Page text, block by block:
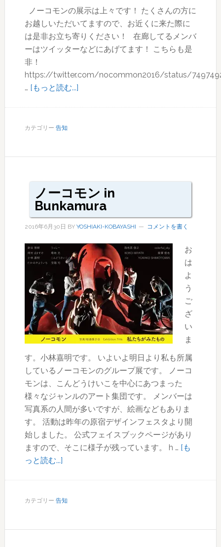
ノーコモンの展示は上々です！ たくさんの方に
お越しいただいてますので、お近くに来た際に
は是非お立ち寄りください！ 在廊してるメンバ
ーはツイッターなどにあげてます！ こちらも是
非！
https://twitter.com/nocommon2016/status/
… [もっと読む...]about
カテゴリー 告知
ノーコモン in
Bunkamura
2016年6月30日 BY YOSHIAKI-KOBAYASHI コメントを書く
お
は
よ
う
ご
ざ
い
ま
す。小林嘉明です。 いよいよ明日より私も所属
しているノーコモンのグループ展です。 ノーコ
モンは、こんどうけいこを中心にあつまった
様々なジャンルのアート集団です。 メンバーは
写真系の人間が多いですが、絵画などもありま
す。 活動は昨年の原宿デザインフェスタより開
始しました。 公式フェイスブックページがあり
ますので、そこに様子が残っています。 h … [も
っと読む...]about
コ
カテゴリー 告知